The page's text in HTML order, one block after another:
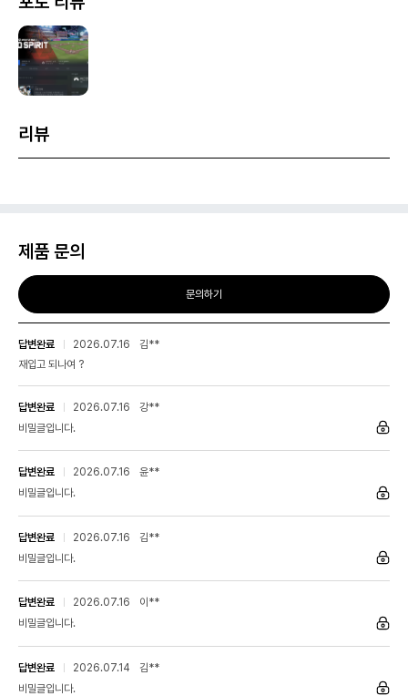
■ 예약 구매 특전
1,000,000 VP
VP는 다양한 게임 모드를 플레이하면 획득할 수 있으며, 게임 내
■ 조기 구입 특전
SAMURAI JAPAN 2026 '오타니 쇼헤이' 사용권
※다운로드 버전 조기 구입 특전은 2026년 12월 31일(목)
등장!
「eBaseball™ Engine」으로 리얼한 야구를 재현
리뷰
제품 문의
문의하기
답변완료 2026.07.16
김**
재입고 되나여 ?
답변완료 2026.07.16
강**
비밀글입니다.
답변완료 2026.07.16
윤**
비밀글입니다.
답변완료 2026.07.16
김**
비밀글입니다.
답변완료 2026.07.16
이**
비밀글입니다.
답변완료 2026.07.14
김**
비밀글입니다.